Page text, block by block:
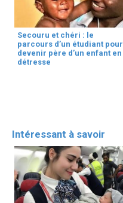
Secouru et chéri : le
parcours d’un étudiant pour
devenir père d’un enfant en
détresse
Intéressant à savoir